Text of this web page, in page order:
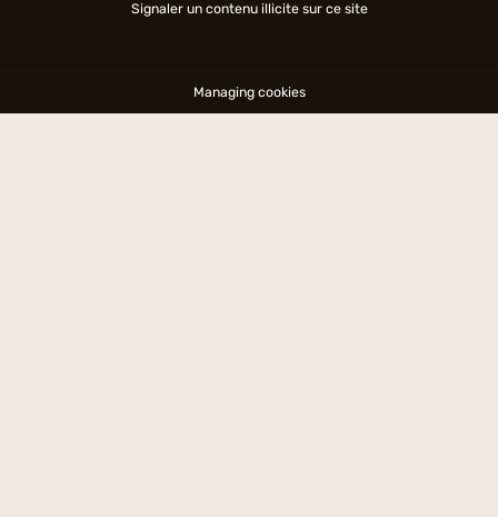
Signaler un contenu illicite sur ce site
Managing cookies